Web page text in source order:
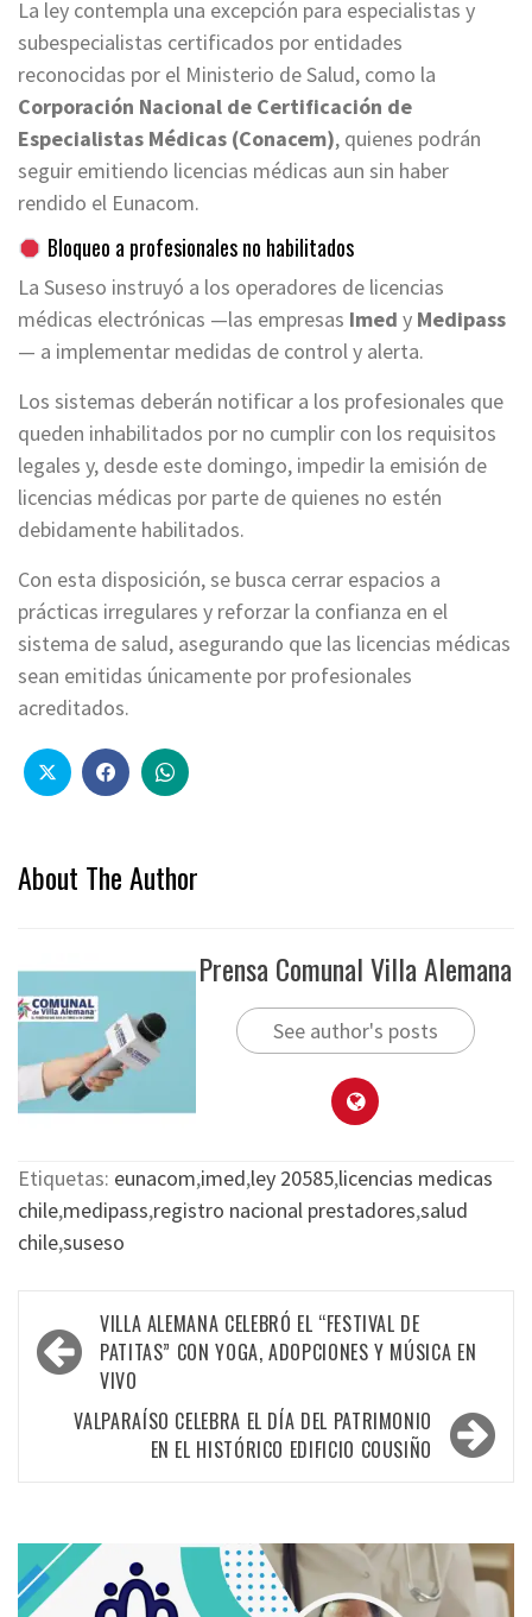
La ley contempla una excepción para especialistas y
subespecialistas certificados por entidades
reconocidas por el Ministerio de Salud, como la
Corporación Nacional de Certificación de
Especialistas Médicas (Conacem), quienes podrán
seguir emitiendo licencias médicas aun sin haber
rendido el Eunacom.
Bloqueo a profesionales no habilitados
La Suseso instruyó a los operadores de licencias
médicas electrónicas —las empresas Imed y Medipass
— a implementar medidas de control y alerta.
Los sistemas deberán notificar a los profesionales que
queden inhabilitados por no cumplir con los requisitos
legales y, desde este domingo, impedir la emisión de
licencias médicas por parte de quienes no estén
debidamente habilitados.
Con esta disposición, se busca cerrar espacios a
prácticas irregulares y reforzar la confianza en el
sistema de salud, asegurando que las licencias médicas
sean emitidas únicamente por profesionales
acreditados.
About The Author
Prensa Comunal Villa Alemana
See author's posts
Etiquetas: eunacom,imed,ley 20585,licencias medicas
chile,medipass,registro nacional prestadores,salud
chile,suseso
VILLA ALEMANA CELEBRÓ EL “FESTIVAL DE
PATITAS” CON YOGA, ADOPCIONES Y MÚSICA EN
VIVO
VALPARAÍSO CELEBRA EL DÍA DEL PATRIMONIO
EN EL HISTÓRICO EDIFICIO COUSIÑO